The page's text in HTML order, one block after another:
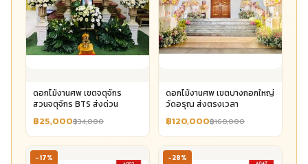
ดอกไม้งานศพ เขตจตุจักร
สวนจตุจักร BTS ส่งด่วน
฿25,000฿34,000
ดอกไม้งานศพ เขตบางกอกใหญ่
วัดอรุณ ส่งตรงเวลา
฿120,000฿160,000
-17% -28%